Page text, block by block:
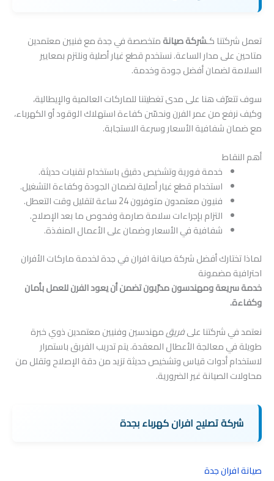
تعمل شركتنا كـشركة صيانةمتخصصة في جدة مع فنيين معتمدين
متاحين على مدار الساعة. نستخدم قطع غيار أصلية ونلتزم بمعايير
السلامة لضمان أفضل جودة وخدمة.
سوف تتعرّف هنا على مدى تغطيتنا للماركات العالمية والإيطالية،
وكيف نرفع من عمر الفرن ونحسّن كفاءة استهلاك الوقود أو الكهرباء،
مع ضمان شفافية الأسعار وسرعة الاستجابة.
أهم النقاط
خدمة فورية وتشخيص دقيق باستخدام تقنيات حديثة.
استخدام قطع غيار أصلية لضمان الجودة وكفاءة التشغيل.
فنيون معتمدون متوفرون 24 ساعة لتقليل وقت التعطل.
التزام بإجراءات سلامة صارمة وفحوص ما بعد الإصلاح.
شفافية في الأسعار وضمان على الأعمال المنفذة.
لماذا تختارك أفضل شركة صيانة افران في جدة لخدمة ماركات الأفران
احترافية مضمونة
خدمة سريعة ومهندسون مدرّبون تضمن أن يعود الفرن للعمل بأمان
وكفاءة.
نعتمد في شركتنا علىفريقمهندسين وفنيين معتمدين ذوي خبرة
طويلة في معالجة الأعطال المعقدة. يتم تدريب الفريق باستمرار
لاستخدام أدوات قياس وتشخيص حديثة تزيد من دقة الإصلاح وتقلل من
محاولات الصيانة غير الضرورية.
شركة تصليح افران كهرباء بجدة
صيانة افران جدة